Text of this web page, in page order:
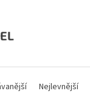
Nejlevnější